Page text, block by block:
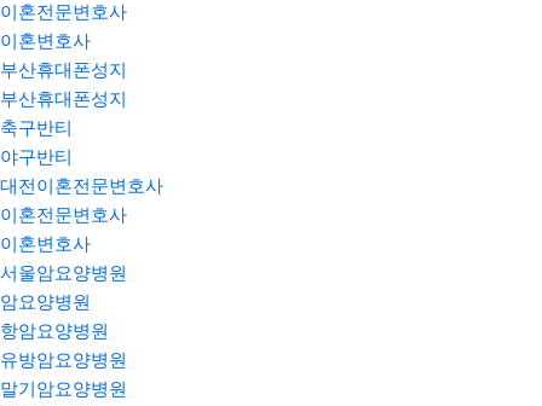
이혼전문변호사
이혼변호사
부산휴대폰성지
부산휴대폰성지
축구반티
야구반티
대전이혼전문변호사
이혼전문변호사
이혼변호사
서울암요양병원
암요양병원
항암요양병원
유방암요양병원
말기암요양병원